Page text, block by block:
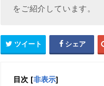
をご紹介しています。
ツイート シェア
目次 [非表示]